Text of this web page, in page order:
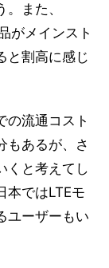
また、
がメインスト
と割高に感じ
の流通コスト
もあるが、さ
くと考えてし
本ではLTEモ
ユーザーもい